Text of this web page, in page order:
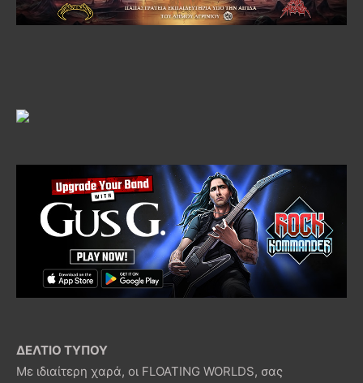
ΔΕΛΤΙΟ ΤΥΠΟΥ
Με ιδιαίτερη χαρά, οι FLOATING WORLDS, σας